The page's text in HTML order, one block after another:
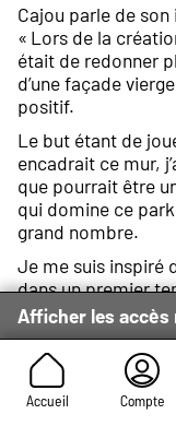
Accueil Compte
Afficher les accès
Cajou parle de
« Lors de la
était de redonner
d’une façade
positif.
Le but étant de
encadrait ce mur,
que pourrait être
qui domine ce
grand nombre.
Je me suis inspiré
dans un premier
puis ensuite le
de peinture sur
4,5 mètres de
décidant d’utiliser
plus raccord